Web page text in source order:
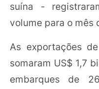
suína -
volume para o mês
As exportações
somaram US$ 1,7
embarques de